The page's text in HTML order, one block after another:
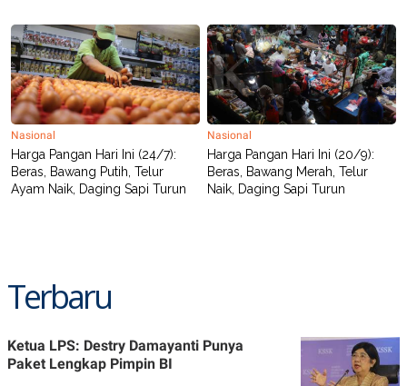
G
G
A
N
A
N
C
E
T
A
K
E
R
J
A
E
M
I
T
E
N
I
S
G
K
Nasional
Harga Pangan Hari Ini (24/7):
Beras, Bawang Putih, Telur
Ayam Naik, Daging Sapi Turun
Nasional
Harga Pangan Hari Ini (20/9):
Beras, Bawang Merah, Telur
Naik, Daging Sapi Turun
Terbaru
Ketua LPS: Destry Damayanti Punya
Paket Lengkap Pimpin BI